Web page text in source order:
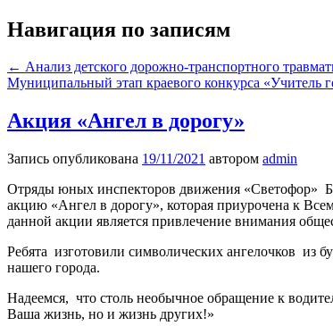
Навигация по записям
← Анализ детского дорожно-транспортного
Муниципальный этап краевого конкурса «Учитель
Акция «Ангел в дорогу»
Запись опубликована 19/11/2021 автором admin
Отряды юных инспекторов движения
акцию «Ангел в дорогу», которая приурочена к
данной акции является привлечение внимания
Ребята изготовили символических ангелочков из
нашего города.
Надеемся, что столь необычное обращение к
Ваша жизнь, но и жизнь других!»